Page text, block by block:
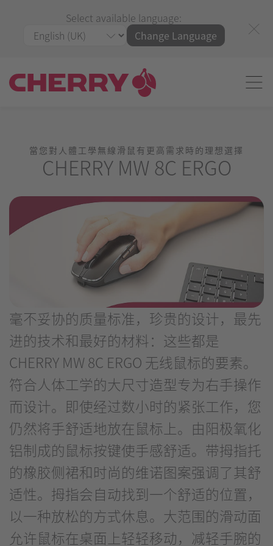
Select available language:
Change Language
當您對人體工學無線滑鼠有更高需求時的理想選擇
CHERRY MW 8C ERGO
毫不妥协的质量标准，珍贵的设计，最先
进的技术和最好的材料：这些都是
CHERRY MW 8C ERGO 无线鼠标的要素。
符合人体工学的大尺寸造型专为右手操作
而设计。即使经过数小时的紧张工作，您
仍然将手舒适地放在鼠标上。由阳极氧化
铝制成的鼠标按键使手感舒适。带拇指托
的橡胶侧裙和时尚的维诺图案强调了其舒
适性。拇指会自动找到一个舒适的位置，
以一种放松的方式休息。大范围的滑动面
允许鼠标在桌面上轻轻移动，减轻手腕的